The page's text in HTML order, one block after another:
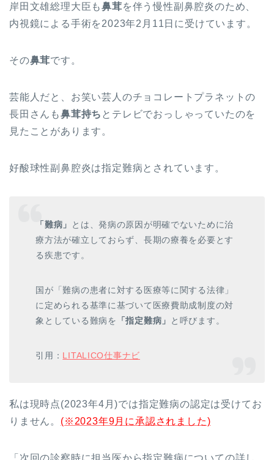
岸田文雄総理大臣も鼻茸を伴う慢性副鼻腔炎のため、
内視鏡による手術を2023年2月11日に受けています。
その鼻茸です。
芸能人だと、お笑い芸人のチョコレートプラネットの
長田さんも鼻茸持ち とテレビでおっしゃっていたのを
見たことがあります。
好酸球性副鼻腔炎は指定難病とされています。
「難病」
とは、発病の原因が明確でないために治
療方法が確立しておらず、長期の療養を必要とす
る疾患です。
国が「難病の患者に対する医療等に関する法律」
に定められる基準に基づいて医療費助成制度の対
象としている難病を
「指定難病」 と呼びます。
引用： LITALICO仕事ナビ
私は現時点(2023年4月)では指定難病の認定は受けてお
りません。 (※2023年9月に承認されました)
「次回の診察時に担当医から指定難病についての詳し